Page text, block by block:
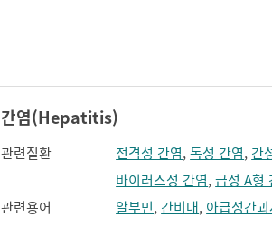
간염(Hepatitis)
관련질환 전격성 간염,독성 간염, 간
바이러스성 간염,급성 A형
관련용어
알부민, 간비대, 아급성간